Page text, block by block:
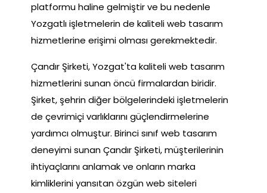
platformu haline gelmiştir ve bu nedenle
Yozgatlı işletmelerin de kaliteli web tasarım
hizmetlerine erişimi olması gerekmektedir.
Çandır Şirketi, Yozgat'ta kaliteli web tasarım
hizmetlerini sunan öncü firmalardan biridir.
Şirket, şehrin diğer bölgelerindeki işletmelerin
de çevrimiçi varlıklarını güçlendirmelerine
yardımcı olmuştur. Birinci sınıf web tasarım
deneyimi sunan Çandır Şirketi, müşterilerinin
ihtiyaçlarını anlamak ve onların marka
kimliklerini yansıtan özgün web siteleri